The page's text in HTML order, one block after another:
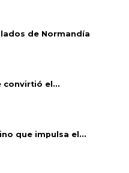
de Normandía
convirtió el...
que impulsa el...